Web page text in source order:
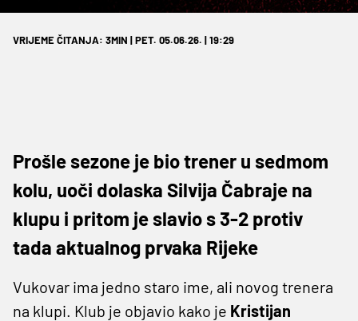
VRIJEME ČITANJA: 3MIN | PET. 05.06.26. | 19:29
Prošle sezone je bio trener u sedmom
kolu, uoči dolaska Silvija Čabraje na
klupu i pritom je slavio s 3-2 protiv
tada aktualnog prvaka Rijeke
Vukovar ima jedno staro ime, ali novog trenera
na klupi. Klub je objavio kako je Kristijan